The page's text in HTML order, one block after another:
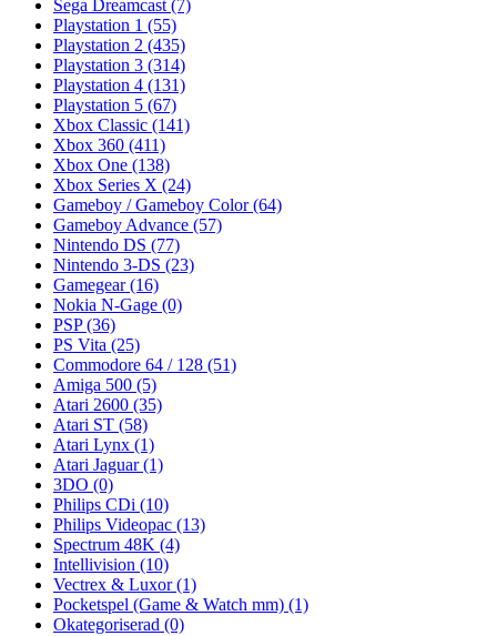
Sega Dreamcast (7)
Playstation 1 (55)
Playstation 2 (435)
Playstation 3 (314)
Playstation 4 (131)
Playstation 5 (67)
Xbox Classic (141)
Xbox 360 (411)
Xbox One (138)
Xbox Series X (24)
Gameboy / Gameboy Color(64)
Gameboy Advance (57)
Nintendo DS (77)
Nintendo 3-DS (23)
Gamegear(16)
Nokia N-Gage (0)
PSP(36)
PS Vita (25)
Commodore 64 / 128 (51)
Amiga 500 (5)
Atari 2600 (35)
Atari ST (58)
Atari Lynx (1)
Atari Jaguar(1)
3DO (0)
Philips CDi (10)
Philips Videopac (13)
Spectrum 48K (4)
Intellivision (10)
Vectrex & Luxor(1)
Pocketspel (Game & Watch mm) (1)
Okategoriserad (0)